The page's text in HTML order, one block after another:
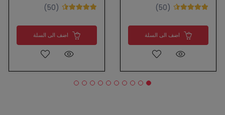
(50)
اضف الى السلة
(50)
اضف الى السلة